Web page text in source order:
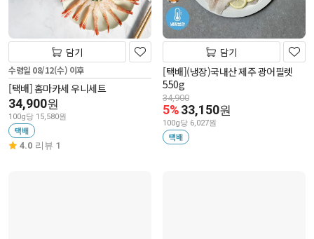
담기
수령일 08/12(수) 이후
[택배] 홈마카세 우니세트
34,900원
100g당 15,580원
택배
4.0 리뷰 1
담기
[택배](냉장)국내산 제주 광어필렛
550g
34,900
5%33,150원
100g당 6,027원
택배